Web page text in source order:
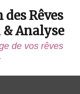
Rêves
Analyse
de vos rêves